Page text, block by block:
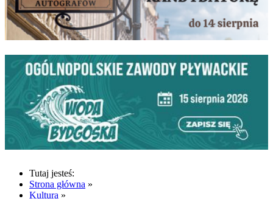
Tutaj jesteś:
Strona główna »
Kultura »